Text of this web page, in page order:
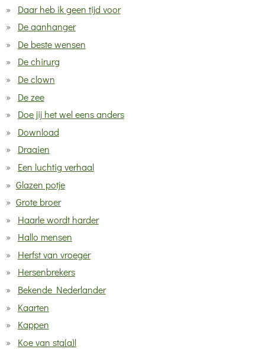
Daar heb ik geen tijd voor
De aanhanger
De beste wensen
De chirurg
De clown
De zee
Doe jij het wel eens anders
Download
Draaien
Een luchtig verhaal
Glazen potje
Grote broer
Haarle wordt harder
Hallo mensen
Herfst van vroeger
Hersenbrekers
Bekende Nederlander
Kaarten
Kappen
Koe van sta(a)l